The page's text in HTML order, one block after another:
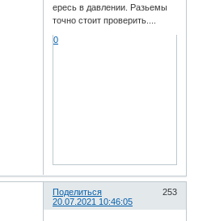
ересь в давлении. Разьемы
точно стоит проверить....
0
Поделиться
253
20.07.2021 10:46:05